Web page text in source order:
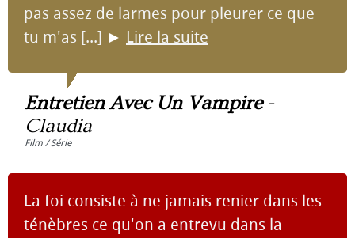
pas assez de larmes pour pleurer ce que
tu m'as [...] ► Lire la suite
Entretien Avec Un Vampire-
Claudia
Film / Série
La foi consiste à ne jamais renier dans les
ténèbres ce qu'on a entrevu dans la